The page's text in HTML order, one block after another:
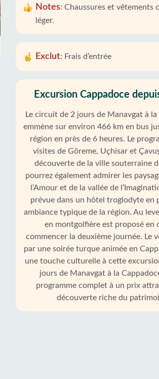
Notes: Chaussures et vêtements
léger.
Exclut: Frais d’entrée
Excursion Cappadoce
Le circuit de 2 jours de Manavgat à
emmène sur environ 466 km en bus
région en près de 6 heures. Le
visites de Göreme, Uçhisar et
découverte de la ville souterraine
pourrez également admirer les
l’Amour et de la vallée de
prévue dans un hôtel troglodyte en
ambiance typique de la région. Au
en montgolfière est proposé en
commencer la deuxième journée. Le
par une soirée turque animée en
une touche culturelle à cette
jours de Manavgat à la
programme complet à un prix
découverte riche du